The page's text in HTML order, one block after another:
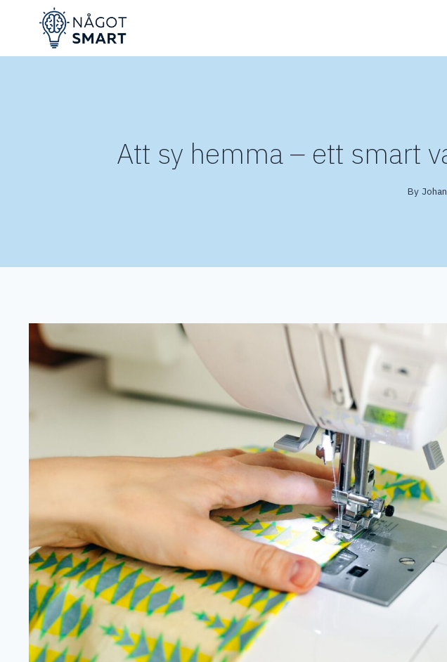
Att sy hemma – ett smart
By